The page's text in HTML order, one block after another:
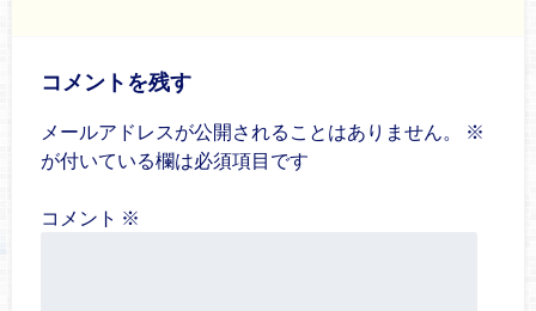
コメントを残す
メールアドレスが公開されることはありません。
※
が付いている欄は必須項目です
コメント ※